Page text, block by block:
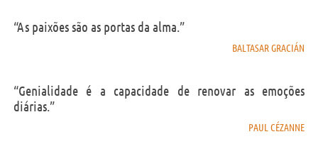
“As paixões são as portas da alma.”
BALTASAR GRACIÁN
“Genialidade é a capacidade de renovar as emoções
diárias.”
PAUL CÉZANNE